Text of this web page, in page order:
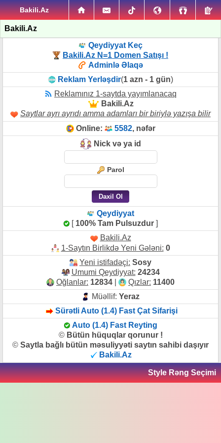
Bakili.Az
Bakili.Az
Qeydiyyat Keç
Bakili.Az N=1 Domen Satışı !
Adminlə Əlaqə
Reklam Yerləşdir(1 azn - 1 gün)
Reklamınız 1-saytda yayımlanacaq
Bakili.Az
Saytlar ayrı ayrıdı amma adamları bir biriylə yazışa bilir
Online:
5582, nəfər
Nick və ya id
Parol
Qeydiyyat
[ 100% Tam Pulsuzdur ]
Bakili.Az
1-Saytın Birlikdə Yeni Gələni: 0
Yeni istifadəçi: Sosy
Umumi Qeydiyyat: 24234
Oğlanlar: 12834 Qızlar: 11400
Müəllif: Yeraz
Sürətli Auto (1.4) Fast Çat Sifarişi
Auto (1.4) Fast Reyting
© Bütün hüquqlar qorunur !
© Saytla bağlı bütün məsuliyyəti saytın sahibi daşıyır
Bakili.Az
Style Rəng Seçimi